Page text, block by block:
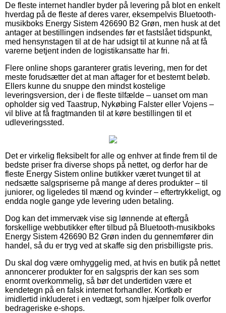
De fleste internet handler byder på levering på blot en enkelt
hverdag på de fleste af deres varer, eksempelvis Bluetooth-
musikboks Energy Sistem 426690 B2 Grøn, men husk at det
antager at bestillingen indsendes før et fastslået tidspunkt,
med hensynstagen til at de har udsigt til at kunne nå at få
varerne betjent inden de logistikansatte har fri.
Flere online shops garanterer gratis levering, men for det
meste forudsætter det at man aftager for et bestemt beløb.
Ellers kunne du snuppe den mindst kostelige
leveringsversion, der i de fleste tilfælde – uanset om man
opholder sig ved Taastrup, Nykøbing Falster eller Vojens –
vil blive at få fragtmanden til at køre bestillingen til et
udleveringssted.
Det er virkelig fleksibelt for alle og enhver at finde frem til de
bedste priser fra diverse shops på nettet, og derfor har de
fleste Energy Sistem online butikker været tvunget til at
nedsætte salgspriserne på mange af deres produkter – til
juniorer, og ligeledes til mænd og kvinder – eftertrykkeligt, og
endda nogle gange yde levering uden betaling.
Dog kan det immervæk vise sig lønnende at eftergå
forskellige webbutikker efter tilbud på Bluetooth-musikboks
Energy Sistem 426690 B2 Grøn inden du gennemfører din
handel, så du er tryg ved at skaffe sig den prisbilligste pris.
Du skal dog være omhyggelig med, at hvis en butik på nettet
annoncerer produkter for en salgspris der kan ses som
enormt overkommelig, så bør det undertiden være et
kendetegn på en falsk internet forhandler. Kortkøb er
imidlertid inkluderet i en vedtægt, som hjælper folk overfor
bedrageriske e-shops.